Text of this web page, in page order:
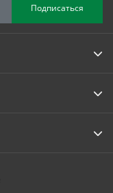
Подписаться